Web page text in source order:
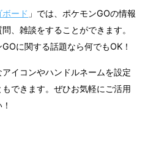
ボード 」では、ポケモンGOの情報
、雑談をすることができます。
に関する話題なら何でもOK！
アイコンやハンドルネームを設定
もできます。ぜひお気軽にご活用